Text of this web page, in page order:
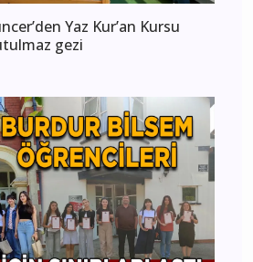
Yaz Kur’an Kursu
gezi